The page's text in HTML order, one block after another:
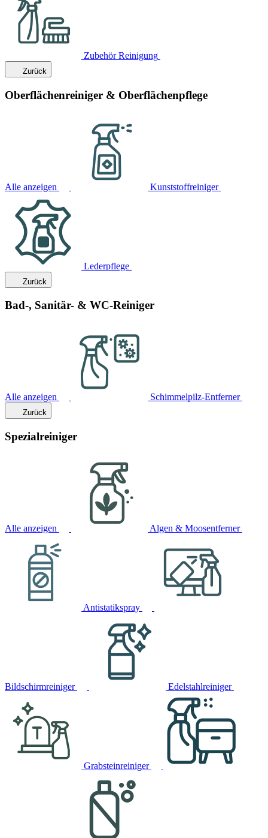
Zubehör Reinigung
Zurück
Oberflächenreiniger & Oberflächenpflege
Alle anzeigen Kunststoffreiniger
Lederpflege
Zurück
Bad-, Sanitär- & WC-Reiniger
Alle anzeigen Schimmelpilz-Entferner
Zurück
Spezialreiniger
Alle anzeigen Algen & Moosentferner
Antistatikspray
Bildschirmreiniger Edelstahlreiniger
Grabsteinreiniger